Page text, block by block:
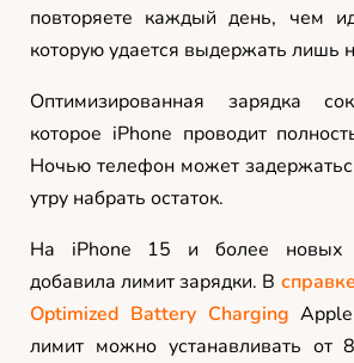
повторяете каждый день, чем
которую удается выдержать лишь
Оптимизированная зарядка
которое iPhone проводит
Ночью телефон может
утру набрать остаток.
На iPhone 15 и более новых
добавила лимит зарядки. В
Optimized Battery Charging
лимит можно устанавливать